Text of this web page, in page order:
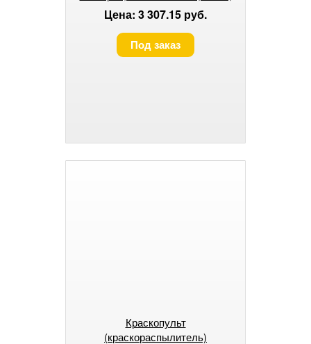
0.8л, краскоперенос 0-700мл/мин
Цена: 3 307.15 руб.
Под заказ
Краскопульт
(краскораспылитель)